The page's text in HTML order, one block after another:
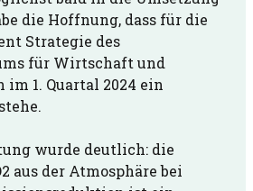
die Hoffnung, dass für die
Strategie des
für Wirtschaft und
1. Quartal 2024 ein
wurde deutlich: die
2 aus der Atmosphäre bei